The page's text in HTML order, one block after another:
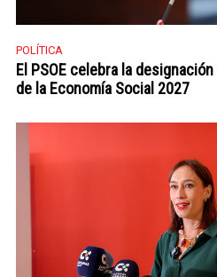
POLÍTICA
El PSOE celebra la
de la Economía Social 2027